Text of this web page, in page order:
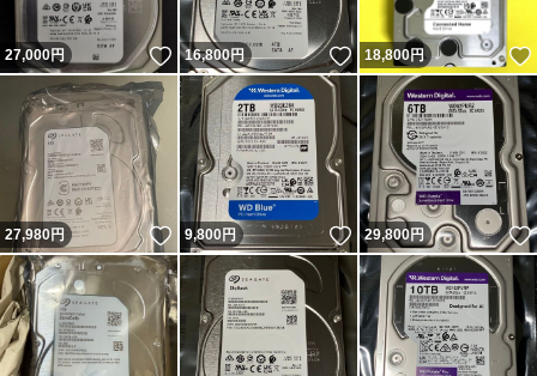
27,000円 いいね！
16,800円 いいね！
18,800円
27,980円 いいね！
9,800円 いいね！
29,800円